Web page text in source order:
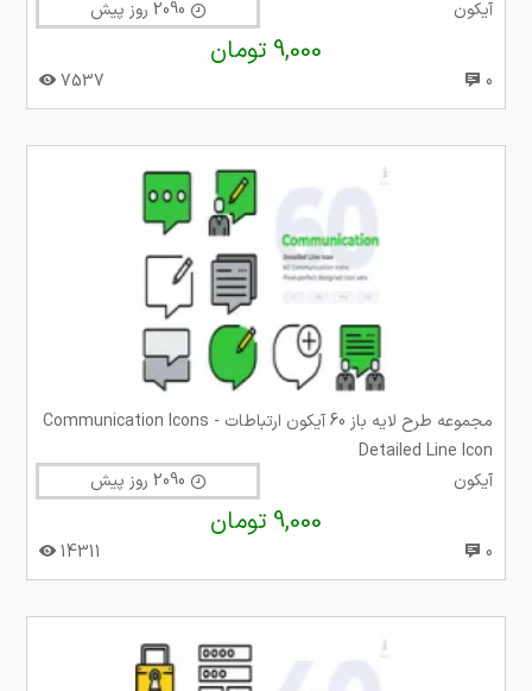
آیکون
9,000 تومان
0
7537
مجموعه طرح لایه باز 60 آیکون ارتباطات Communication Icons -
Detailed Line Icon
آیکون
9,000 تومان
0
14311